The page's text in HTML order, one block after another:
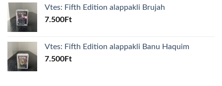
Vtes: Fifth Edition alappakli Brujah
7.500Ft
Vtes: Fifth Edition alappakli Banu Haquim
7.500Ft